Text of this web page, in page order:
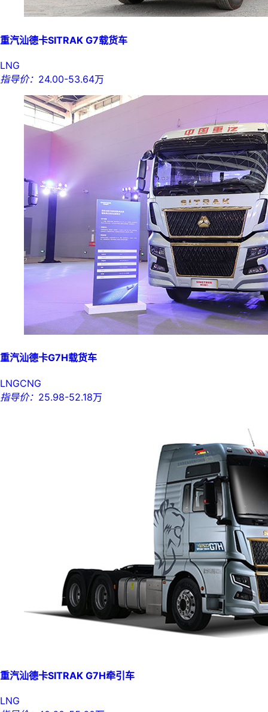
重汽汕德卡SITRAK G7载货车
LNG
指导价： 24.00-53.64万
重汽汕德卡G7H载货车
LNGCNG
指导价： 25.98-52.18万
重汽汕德卡SITRAK G7H牵引车
LNG